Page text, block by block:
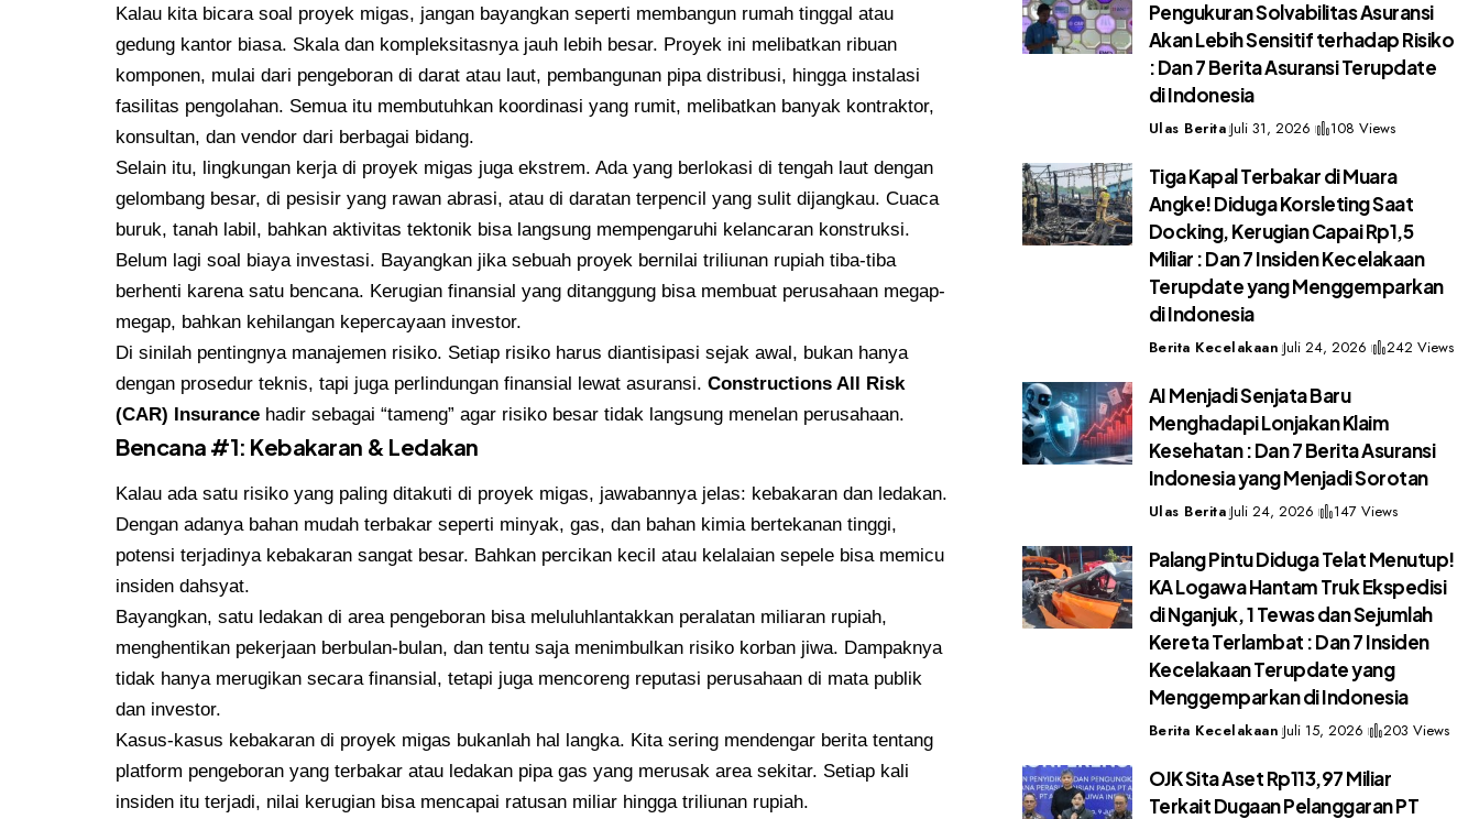
Kalau kita bicara soal proyek migas, jangan bayangkan seperti membangun rumah tinggal atau
gedung kantor biasa. Skala dan kompleksitasnya jauh lebih besar. Proyek ini melibatkan ribuan
komponen, mulai dari pengeboran di darat atau laut, pembangunan pipa distribusi, hingga instalasi
fasilitas pengolahan. Semua itu membutuhkan koordinasi yang rumit, melibatkan banyak kontraktor,
konsultan, dan vendor dari berbagai bidang.
Selain itu, lingkungan kerja di proyek migas juga ekstrem. Ada yang berlokasi di tengah laut dengan
gelombang besar, di pesisir yang rawan abrasi, atau di daratan terpencil yang sulit dijangkau. Cuaca
buruk, tanah labil, bahkan aktivitas tektonik bisa langsung mempengaruhi kelancaran konstruksi.
Belum lagi soal biaya investasi. Bayangkan jika sebuah proyek bernilai triliunan rupiah tiba-tiba
berhenti karena satu bencana. Kerugian finansial yang ditanggung bisa membuat perusahaan megap-
megap, bahkan kehilangan kepercayaan investor.
Di sinilah pentingnya manajemen risiko. Setiap risiko harus diantisipasi sejak awal, bukan hanya
dengan prosedur teknis, tapi juga perlindungan finansial lewat asuransi. Constructions All Risk
(CAR) Insurance hadir sebagai “tameng” agar risiko besar tidak langsung menelan perusahaan.
Bencana #1: Kebakaran & Ledakan
Kalau ada satu risiko yang paling ditakuti di proyek migas, jawabannya jelas: kebakaran dan ledakan.
Dengan adanya bahan mudah terbakar seperti minyak, gas, dan bahan kimia bertekanan tinggi,
potensi terjadinya kebakaran sangat besar. Bahkan percikan kecil atau kelalaian sepele bisa memicu
insiden dahsyat.
Bayangkan, satu ledakan di area pengeboran bisa meluluhlantakkan peralatan miliaran rupiah,
menghentikan pekerjaan berbulan-bulan, dan tentu saja menimbulkan risiko korban jiwa. Dampaknya
tidak hanya merugikan secara finansial, tetapi juga mencoreng reputasi perusahaan di mata publik
dan investor.
Kasus-kasus kebakaran di proyek migas bukanlah hal langka. Kita sering mendengar berita tentang
platform pengeboran yang terbakar atau ledakan pipa gas yang merusak area sekitar. Setiap kali
insiden itu terjadi, nilai kerugian bisa mencapai ratusan miliar hingga triliunan rupiah.
Pengukuran Solvabilitas Asuransi
Akan Lebih Sensitif terhadap Risiko
: Dan 7 Berita Asuransi Terupdate
di Indonesia
Ulas Berita Juli 31, 2026 108 Views
Tiga Kapal Terbakar di Muara
Angke! Diduga Korsleting Saat
Docking, Kerugian Capai Rp1,5
Miliar : Dan 7 Insiden Kecelakaan
Terupdate yang Menggemparkan
di Indonesia
Berita Kecelakaan Juli 24, 2026 242 Views
AI Menjadi Senjata Baru
Menghadapi Lonjakan Klaim
Kesehatan : Dan 7 Berita Asuransi
Indonesia yang Menjadi Sorotan
Ulas Berita Juli 24, 2026 147 Views
Palang Pintu Diduga Telat Menutup!
KA Logawa Hantam Truk Ekspedisi
di Nganjuk, 1 Tewas dan Sejumlah
Kereta Terlambat : Dan 7 Insiden
Kecelakaan Terupdate yang
Menggemparkan di Indonesia
Berita Kecelakaan Juli 15, 2026 203 Views
OJK Sita Aset Rp113,97 Miliar
Terkait Dugaan Pelanggaran PT